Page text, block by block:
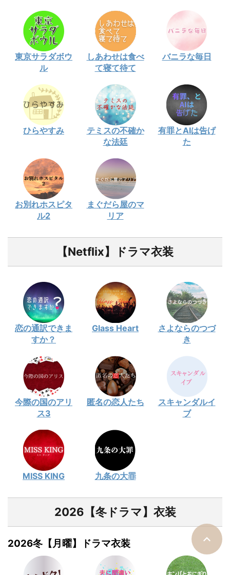
東京サラダボウ
ル
しあわせは食べ
て寝て待て
バニラな毎日
ひらやすみ
テミスの不確か
な法廷
有罪とAIは告げ
た
お別れホスピタ
ル2
まぐだら屋のマ
リア
【Netflix】ドラマ衣装
恋の通訳できま
すか？
Glass Heart
さよならのつづ
き
今際の国のアリ
ス3
匿名の恋人たち
スキャンダルイ
ブ
MISS KING 九条の大罪
2026【冬ドラマ】衣装
2026冬【月曜】ドラマ衣装